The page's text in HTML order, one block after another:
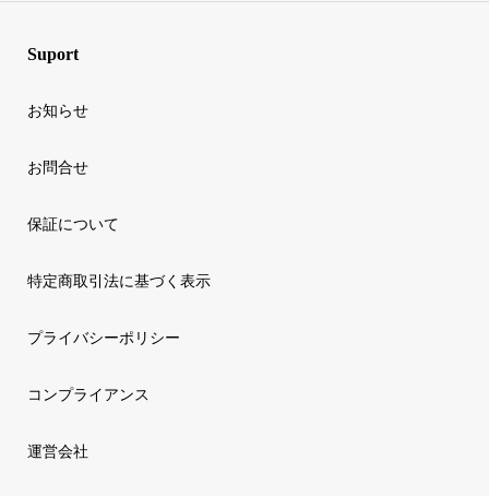
Suport
お知らせ
お問合せ
保証について
特定商取引法に基づく表示
プライバシーポリシー
コンプライアンス
運営会社